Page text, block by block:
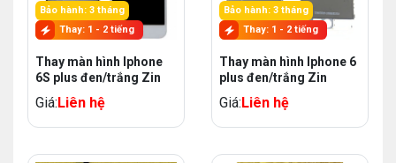
Bảo hành: 3 tháng
Thay: 1 - 2 tiếng
Thay màn hình Iphone
6S plus đen/trắng Zin
Giá:Liên hệ
Bảo hành: 3 tháng
Thay: 1 - 2 tiếng
Thay màn hình Iphone 6
plus đen/trắng Zin
Giá:Liên hệ